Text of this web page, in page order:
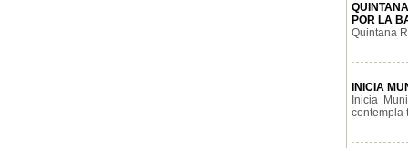
POR LA
Quintana
INICIA
Inicia
contempla